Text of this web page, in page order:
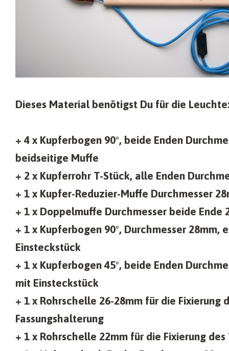
Dieses Material benötigst Du für die
+ 4 x Kupferbogen 90°, beide Enden
beidseitige Muffe
+ 2 x Kupferrohr T-Stück, alle Enden
+ 1 x Kupfer-Reduzier-Muffe Durchmesser
+ 1 x Doppelmuffe Durchmesser beide Ende
+ 1 x Kupferbogen 90°, Durchmesser 28mm,
Einsteckstück
+ 1 x Kupferbogen 45°, beide Enden
mit Einsteckstück
+ 1 x Rohrschelle 26-28mm für die Fixierung
Fassungshalterung
+ 1 x Rohrschelle 22mm für die Fixierung